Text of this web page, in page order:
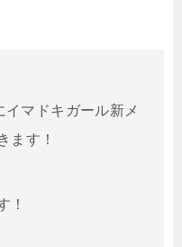
イマドキガール新メ
ます！
！